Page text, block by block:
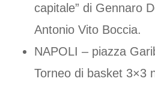
capitale” di Gennaro
Antonio Vito Boccia.
NAPOLI – piazza
Torneo di basket 3×3